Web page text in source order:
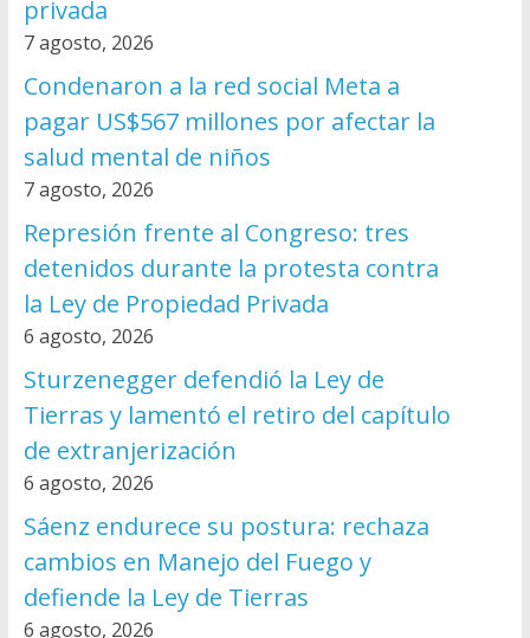
privada
7 agosto, 2026
Condenaron a la red social Meta a
pagar US$567 millones por afectar la
salud mental de niños
7 agosto, 2026
Represión frente al Congreso: tres
detenidos durante la protesta contra
la Ley de Propiedad Privada
6 agosto, 2026
Sturzenegger defendió la Ley de
Tierras y lamentó el retiro del capítulo
de extranjerización
6 agosto, 2026
Sáenz endurece su postura: rechaza
cambios en Manejo del Fuego y
defiende la Ley de Tierras
6 agosto, 2026